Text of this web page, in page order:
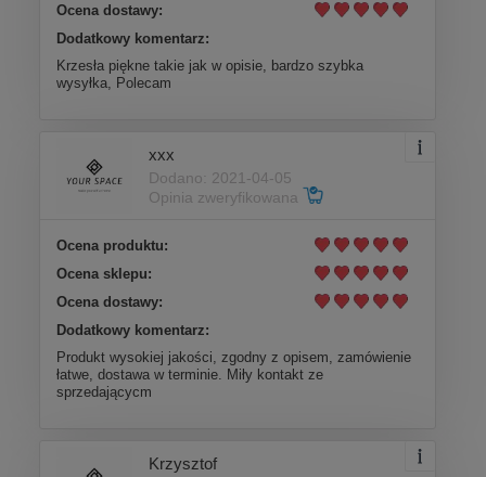
Ocena dostawy:
Dodatkowy komentarz:
Krzesła piękne takie jak w opisie, bardzo szybka
wysyłka, Polecam
xxx
Dodano: 2021-04-05
Opinia zweryfikowana
Ocena produktu:
Ocena sklepu:
Ocena dostawy:
Dodatkowy komentarz:
Produkt wysokiej jakości, zgodny z opisem, zamówienie
łatwe, dostawa w terminie. Miły kontakt ze
sprzedającycm
Krzysztof